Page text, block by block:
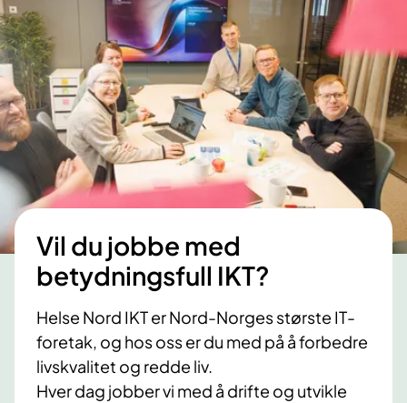
Vil du jobbe med
betydningsfull IKT?
Helse Nord IKT er Nord-Norges største IT-
foretak, og hos oss er du med på å forbedre
livskvalitet og redde liv.
Hver dag jobber vi med å drifte og utvikle